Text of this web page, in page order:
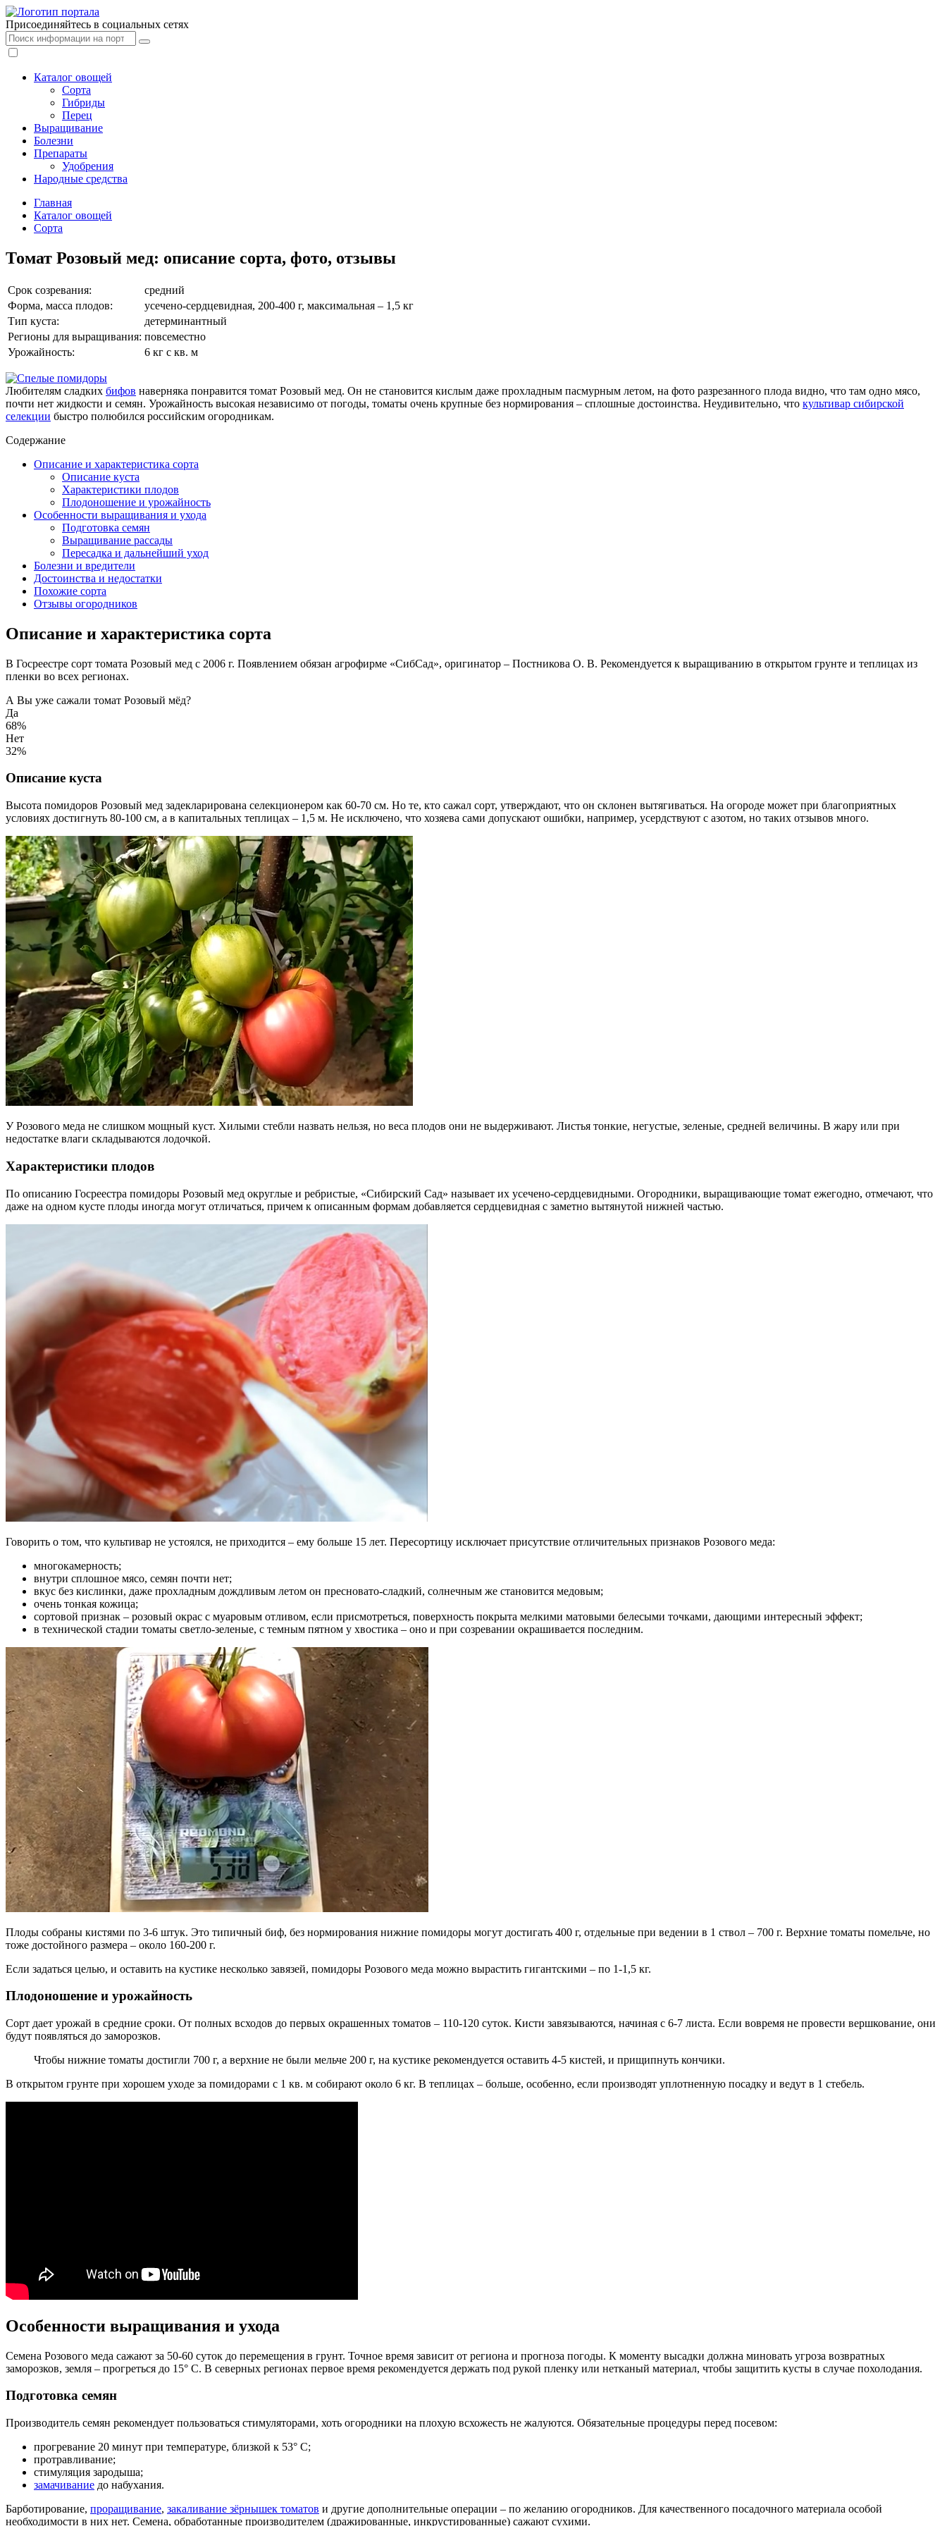
Присоединяйтесь в социальных сетях
Каталог овощей
Сорта
Гибриды
Перец
Выращивание
Болезни
Препараты
Удобрения
Народные средства
Главная
Каталог овощей
Сорта
Томат Розовый мед: описание сорта, фото, отзывы
Срок созревания:
средний
Форма, масса плодов:
усечено-сердцевидная, 200-400 г, максимальная – 1,5 кг
Тип куста:
детерминантный
Регионы для выращивания: повсеместно
Урожайность:
6 кг с кв. м
Любителям сладких бифов наверняка понравится томат Розовый мед. Он не становится кислым даже прохладным пасмурным летом, на фото разрезанного плода видно, что там одно мясо,
почти нет жидкости и семян. Урожайность высокая независимо от погоды, томаты очень крупные без нормирования – сплошные достоинства. Неудивительно, что культивар сибирской
селекции быстро полюбился российским огородникам.
Содержание
Описание и характеристика сорта
Описание куста
Характеристики плодов
Плодоношение и урожайность
Особенности выращивания и ухода
Подготовка семян
Выращивание рассады
Пересадка и дальнейший уход
Болезни и вредители
Достоинства и недостатки
Похожие сорта
Отзывы огородников
Описание и характеристика сорта
В Госреестре сорт томата Розовый мед с 2006 г. Появлением обязан агрофирме «СибСад», оригинатор – Постникова О. В. Рекомендуется к выращиванию в открытом грунте и теплицах из
пленки во всех регионах.
А Вы уже сажали томат Розовый мёд?
Да
68%
Нет
32%
Описание куста
Высота помидоров Розовый мед задекларирована селекционером как 60-70 см. Но те, кто сажал сорт, утверждают, что он склонен вытягиваться. На огороде может при благоприятных
условиях достигнуть 80-100 см, а в капитальных теплицах – 1,5 м. Не исключено, что хозяева сами допускают ошибки, например, усердствуют с азотом, но таких отзывов много.
У Розового меда не слишком мощный куст. Хилыми стебли назвать нельзя, но веса плодов они не выдерживают. Листья тонкие, негустые, зеленые, средней величины. В жару или при
недостатке влаги складываются лодочкой.
Характеристики плодов
По описанию Госреестра помидоры Розовый мед округлые и ребристые, «Сибирский Сад» называет их усечено-сердцевидными. Огородники, выращивающие томат ежегодно, отмечают, что
даже на одном кусте плоды иногда могут отличаться, причем к описанным формам добавляется сердцевидная с заметно вытянутой нижней частью.
Говорить о том, что культивар не устоялся, не приходится – ему больше 15 лет. Пересортицу исключает присутствие отличительных признаков Розового меда:
многокамерность;
внутри сплошное мясо, семян почти нет;
вкус без кислинки, даже прохладным дождливым летом он пресновато-сладкий, солнечным же становится медовым;
очень тонкая кожица;
сортовой признак – розовый окрас с муаровым отливом, если присмотреться, поверхность покрыта мелкими матовыми белесыми точками, дающими интересный эффект;
в технической стадии томаты светло-зеленые, с темным пятном у хвостика – оно и при созревании окрашивается последним.
Плоды собраны кистями по 3-6 штук. Это типичный биф, без нормирования нижние помидоры могут достигать 400 г, отдельные при ведении в 1 ствол – 700 г. Верхние томаты помельче, но
тоже достойного размера – около 160-200 г.
Если задаться целью, и оставить на кустике несколько завязей, помидоры Розового меда можно вырастить гигантскими – по 1-1,5 кг.
Плодоношение и урожайность
Сорт дает урожай в средние сроки. От полных всходов до первых окрашенных томатов – 110-120 суток. Кисти завязываются, начиная с 6-7 листа. Если вовремя не провести вершкование, они
будут появляться до заморозков.
Чтобы нижние томаты достигли 700 г, а верхние не были мельче 200 г, на кустике рекомендуется оставить 4-5 кистей, и прищипнуть кончики.
В открытом грунте при хорошем уходе за помидорами с 1 кв. м собирают около 6 кг. В теплицах – больше, особенно, если производят уплотненную посадку и ведут в 1 стебель.
Особенности выращивания и ухода
Семена Розового меда сажают за 50-60 суток до перемещения в грунт. Точное время зависит от региона и прогноза погоды. К моменту высадки должна миновать угроза возвратных
заморозков, земля – прогреться до 15° С. В северных регионах первое время рекомендуется держать под рукой пленку или нетканый материал, чтобы защитить кусты в случае похолодания.
Подготовка семян
Производитель семян рекомендует пользоваться стимуляторами, хоть огородники на плохую всхожесть не жалуются. Обязательные процедуры перед посевом:
прогревание 20 минут при температуре, близкой к 53° С;
протравливание;
стимуляция зародыша;
замачивание до набухания.
Барботирование, проращивание, закаливание зёрнышек томатов и другие дополнительные операции – по желанию огородников. Для качественного посадочного материала особой
необходимости в них нет. Семена, обработанные производителем (дражированные, инкрустированные) сажают сухими.